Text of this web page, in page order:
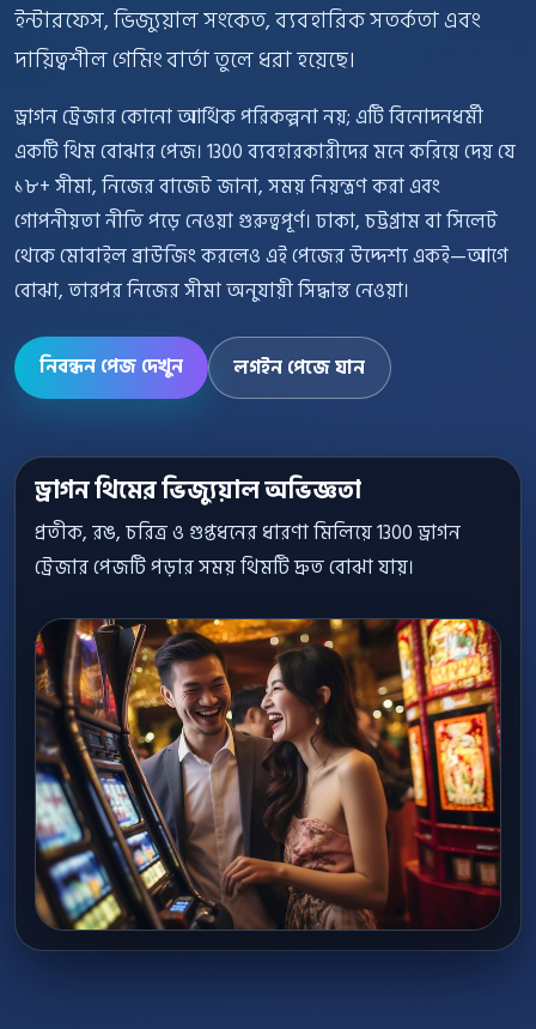
ইন্টারফেস, ভিজ্যুয়াল সংকেত, ব্যবহারিক সতর্কতা এবং
দায়িত্বশীল গেমিং বার্তা তুলে ধরা হয়েছে।
ড্রাগন ট্রেজার কোনো আর্থিক পরিকল্পনা নয়; এটি বিনোদনধর্মী
একটি থিম বোঝার পেজ। 1300 ব্যবহারকারীদের মনে করিয়ে দেয় যে
১৮+ সীমা, নিজের বাজেট জানা, সময় নিয়ন্ত্রণ করা এবং
গোপনীয়তা নীতি পড়ে নেওয়া গুরুত্বপূর্ণ। ঢাকা, চট্টগ্রাম বা সিলেট
থেকে মোবাইল ব্রাউজিং করলেও এই পেজের উদ্দেশ্য একই—আগে
বোঝা, তারপর নিজের সীমা অনুযায়ী সিদ্ধান্ত নেওয়া।
নিবন্ধন পেজ দেখুন লগইন পেজে যান
ড্রাগন থিমের ভিজ্যুয়াল অভিজ্ঞতা
প্রতীক, রঙ, চরিত্র ও গুপ্তধনের ধারণা মিলিয়ে 1300 ড্রাগন
ট্রেজার পেজটি পড়ার সময় থিমটি দ্রুত বোঝা যায়।